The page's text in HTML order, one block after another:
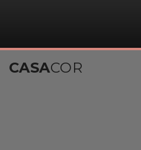
CASACOR